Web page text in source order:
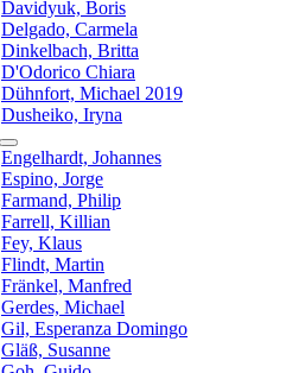
Davidyuk, Boris
Delgado, Carmela
Dinkelbach, Britta
D'Odorico Chiara
Dühnfort, Michael 2019
Dusheiko, Iryna
Engelhardt, Johannes
Espino, Jorge
Farmand, Philip
Farrell, Killian
Fey, Klaus
Flindt, Martin
Fränkel, Manfred
Gerdes, Michael
Gil, Esperanza Domingo
Gläß, Susanne